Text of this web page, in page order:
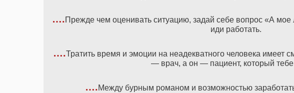
….Прежде чем оценивать ситуацию, задай себе вопрос «А мое
иди работать.
….Тратить время и эмоции на неадекватного человека имеет
— врач, а он — пациент, который тебе
….Между бурным романом и возможностью